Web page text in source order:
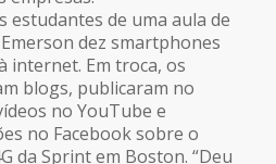
estudantes de uma aula de
dez smartphones
internet. Em troca, os
blogs, publicaram no
no YouTube e
no Facebook sobre o
da Sprint em Boston. “Deu